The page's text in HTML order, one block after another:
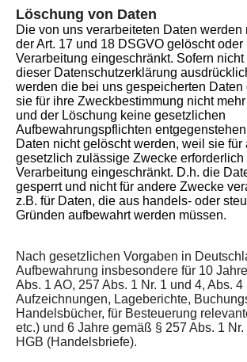
Löschung von Daten
Die von uns verarbeiteten Daten
der Art. 17 und 18 DSGVO gelöscht oder
Verarbeitung eingeschränkt. Sofern
dieser Datenschutzerklärung
werden die bei uns gespeicherten Daten
sie für ihre Zweckbestimmung nicht
und der Löschung keine gesetzlichen
Aufbewahrungspflichten
Daten nicht gelöscht werden, weil sie für
gesetzlich zulässige Zwecke erforderlich
Verarbeitung eingeschränkt. D.h. die
gesperrt und nicht für andere Zwecke
z.B. für Daten, die aus handels- oder
Gründen aufbewahrt werden müssen.
Nach gesetzlichen Vorgaben in
Aufbewahrung insbesondere für 10
Abs. 1 AO, 257 Abs. 1 Nr. 1 und 4, Abs.
Aufzeichnungen, Lageberichte,
Handelsbücher, für Besteuerung
etc.) und 6 Jahre gemäß § 257 Abs. 1
HGB (Handelsbriefe).